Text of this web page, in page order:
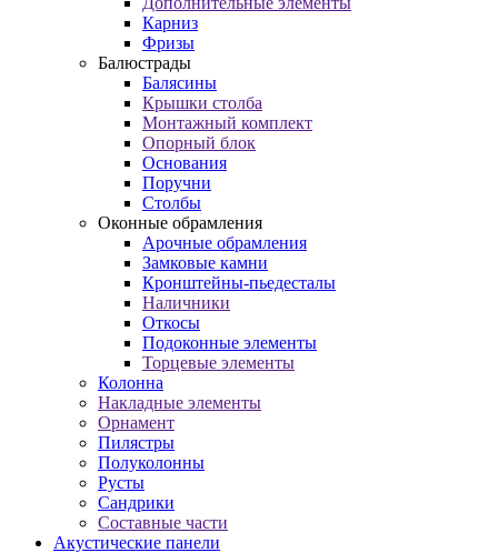
Карниз
Фризы
Балюстрады
Балясины
Крышки столба
Монтажный комплект
Опорный блок
Основания
Поручни
Столбы
Оконные обрамления
Арочные обрамления
Замковые камни
Кронштейны-пьедесталы
Наличники
Откосы
Подоконные элементы
Торцевые элементы
Колонна
Накладные элементы
Орнамент
Пилястры
Полуколонны
Русты
Сандрики
Составные части
Акустические панели